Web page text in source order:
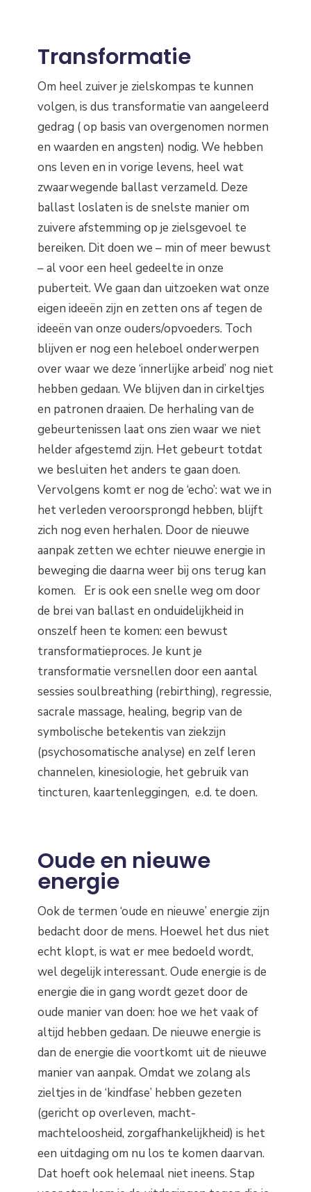
Transformatie
Om heel zuiver je zielskompas te kunnen
volgen, is dus transformatie van aangeleerd
gedrag ( op basis van overgenomen normen
en waarden en angsten) nodig. We hebben
ons leven en in vorige levens, heel wat
zwaarwegende ballast verzameld. Deze
ballast loslaten is de snelste manier om
zuivere afstemming op je zielsgevoel te
bereiken. Dit doen we – min of meer bewust
– al voor een heel gedeelte in onze
puberteit. We gaan dan uitzoeken wat onze
eigen ideeën zijn en zetten ons af tegen de
ideeën van onze ouders/opvoeders. Toch
blijven er nog een heleboel onderwerpen
over waar we deze ‘innerlijke arbeid’ nog niet
hebben gedaan. We blijven dan in cirkeltjes
en patronen draaien. De herhaling van de
gebeurtenissen laat ons zien waar we niet
helder afgestemd zijn. Het gebeurt totdat
we besluiten het anders te gaan doen.
Vervolgens komt er nog de ‘echo’: wat we in
het verleden veroorsprongd hebben, blijft
zich nog even herhalen. Door de nieuwe
aanpak zetten we echter nieuwe energie in
beweging die daarna weer bij ons terug kan
komen. Er is ook een snelle weg om door
de brei van ballast en onduidelijkheid in
onszelf heen te komen: een bewust
transformatieproces. Je kunt je
transformatie versnellen door een aantal
sessies soulbreathing (rebirthing), regressie,
sacrale massage, healing, begrip van de
symbolische betekentis van ziekzijn
(psychosomatische analyse) en zelf leren
channelen, kinesiologie, het gebruik van
tincturen, kaartenleggingen, e.d. te doen.
Oude en nieuwe
energie
Ook de termen ‘oude en nieuwe’ energie zijn
bedacht door de mens. Hoewel het dus niet
echt klopt, is wat er mee bedoeld wordt,
wel degelijk interessant. Oude energie is de
energie die in gang wordt gezet door de
oude manier van doen: hoe we het vaak of
altijd hebben gedaan. De nieuwe energie is
dan de energie die voortkomt uit de nieuwe
manier van aanpak. Omdat we zolang als
zieltjes in de ‘kindfase’ hebben gezeten
(gericht op overleven, macht-
machteloosheid, zorgafhankelijkheid) is het
een uitdaging om nu los te komen daarvan.
Dat hoeft ook helemaal niet ineens. Stap